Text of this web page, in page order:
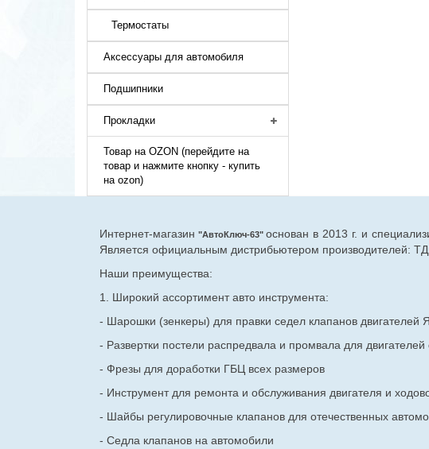
Термостаты
Аксессуары для автомобиля
Подшипники
Прокладки
Товар на OZON (перейдите на
товар и нажмите кнопку - купить
на ozon)
Интернет-магазин "АвтоКлюч-63"основан в 2013 г. и
Является официальным дистрибьютером производителей:
Наши преимущества:
1. Широкий ассортимент авто инструмента:
- Шарошки (зенкеры) для правки седел клапанов
- Развертки постели распредвала и промвала для двигателей
- Фрезы для доработки ГБЦ всех размеров
- Инструмент для ремонта и обслуживания двигателя и
- Шайбы регулировочные клапанов для отечественных
- Седла клапанов на автомобили